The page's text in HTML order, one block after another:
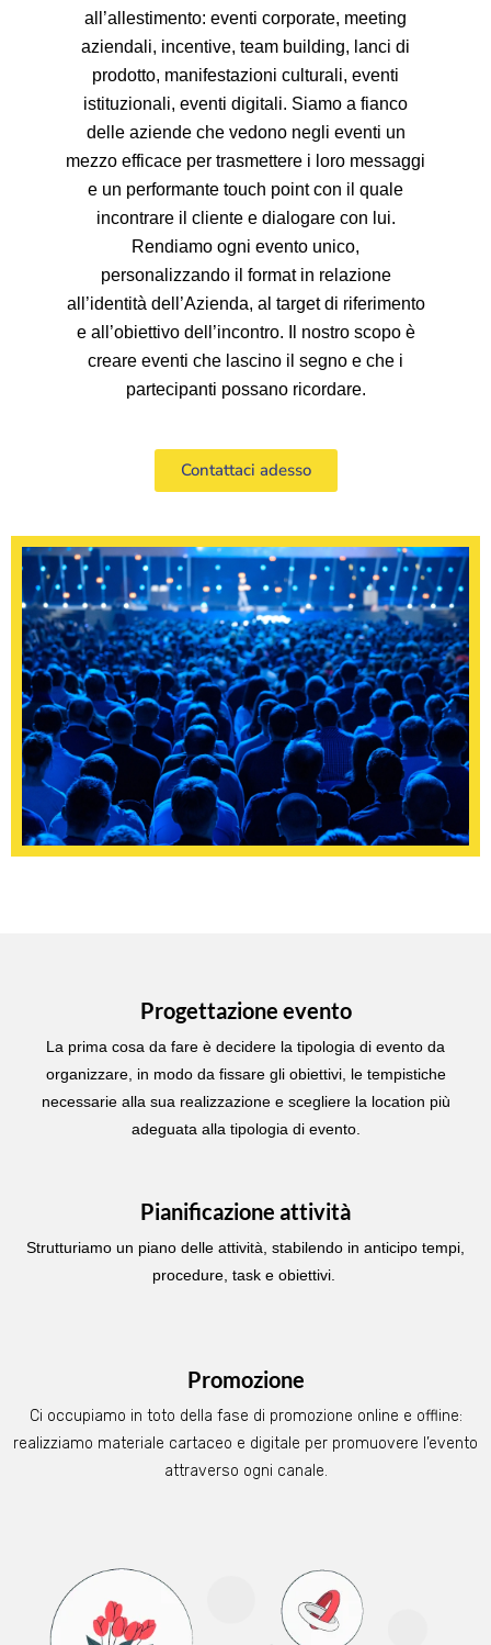
all’allestimento: eventi corporate, meeting
aziendali, incentive, team building, lanci di
prodotto, manifestazioni culturali, eventi
istituzionali, eventi digitali. Siamo a fianco
delle aziende che vedono negli eventi un
mezzo efficace per trasmettere i loro messaggi
e un performante touch point con il quale
incontrare il cliente e dialogare con lui.
Rendiamo ogni evento unico,
personalizzando il format in relazione
all’identità dell’Azienda, al target di riferimento
e all’obiettivo dell’incontro. Il nostro scopo è
creare eventi che lascino il segno e che i
partecipanti possano ricordare.
Contattaci adesso
Progettazione evento
La prima cosa da fare è decidere la tipologia di evento da
organizzare, in modo da fissare gli obiettivi, le tempistiche
necessarie alla sua realizzazione e scegliere la location più
adeguata alla tipologia di evento.
Pianificazione attività
Strutturiamo un piano delle attività, stabilendo in anticipo tempi,
procedure, task e obiettivi.
Promozione
Ci occupiamo in toto della fase di promozione online e offline:
realizziamo materiale cartaceo e digitale per promuovere l’evento
attraverso ogni canale.